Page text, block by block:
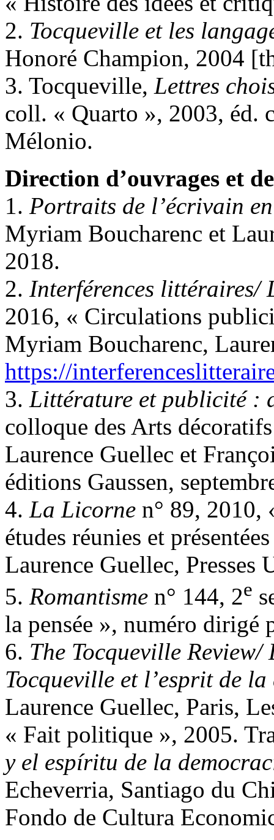
2. Tocqueville et les
Honoré Champion, 2004
3. Tocqueville, Lettres
coll. « Quarto », 2003, éd.
Mélonio.
Direction d’ouvrages et
1. Portraits de l’écrivain
Myriam Boucharenc et
2018.
2. Interférences littéraires/
2016, « Circulations
Myriam Boucharenc,
https://
3. Littérature et publicité :
colloque des Arts
Laurence Guellec et
éditions Gaussen,
4. La Licorne n° 89, 2010,
études réunies et
Laurence Guellec, Presses
5. Romantisme n° 144, 2e
la pensée », numéro dirigé
6. The Tocqueville
Tocqueville et l’esprit de
Laurence Guellec, Paris,
« Fait politique », 2005.
y el espíritu de la
Echeverria, Santiago du
Fondo de Cultura